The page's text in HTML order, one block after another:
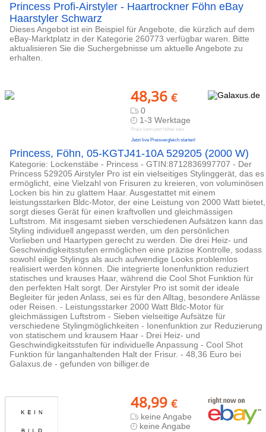
Princess Profi-Airstyler - Haartrockner Föhn eBay
Haarstyler Schwarz
Dieses Angebot ist ein Beispiel für Angebote, die kürzlich auf dem
eBay-Marktplatz in der Kategorie 260773 verfügbar waren. Bitte
aktualisieren Sie die Suchergebnisse um aktuelle Angebote zu
erhalten.
48,36 €
0
1-3 Werktage
Preis kann jetzt höher sein
Jetzt live Preisvergleich starten!
Princess, Föhn, 05-KGTJ41-10A 529205 (2000 W)
Kategorie: Lockenstäbe - Princess - GTIN:8712836997707 - Der
Princess 529205 Airstyler Pro ist ein vielseitiges Stylinggerät, das es
ermöglicht, eine Vielzahl von Frisuren zu kreieren, von voluminösen
Locken bis hin zu glattem Haar. Ausgestattet mit einem
leistungsstarken Bldc-Motor, der eine Leistung von 2000 Watt bietet,
sorgt dieses Gerät für einen kraftvollen und gleichmässigen
Luftstrom. Mit insgesamt sieben verschiedenen Aufsätzen kann das
Styling individuell angepasst werden, um den persönlichen
Vorlieben und Haartypen gerecht zu werden. Die drei Heiz- und
Geschwindigkeitsstufen ermöglichen eine präzise Kontrolle, sodass
sowohl eilige Stylings als auch aufwendige Looks problemlos
realisiert werden können. Die integrierte Ionenfunktion reduziert
statisches und krauses Haar, während die Cool Shot Funktion für
den perfekten Halt sorgt. Der Airstyler Pro ist somit der ideale
Begleiter für jeden Anlass, sei es für den Alltag, besondere Anlässe
oder Reisen. - Leistungsstarker 2000 Watt Bldc-Motor für
gleichmässigen Luftstrom - Sieben vielseitige Aufsätze für
verschiedene Stylingmöglichkeiten - Ionenfunktion zur Reduzierung
von statischem und krausem Haar - Drei Heiz- und
Geschwindigkeitsstufen für individuelle Anpassung - Cool Shot
Funktion für langanhaltenden Halt der Frisur. - 48,36 Euro bei
Galaxus.de - gefunden von billiger.de
48,99 €
keine Angabe
keine Angabe